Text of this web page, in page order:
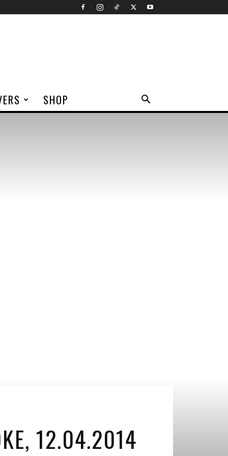
SHOP
12.04.2014